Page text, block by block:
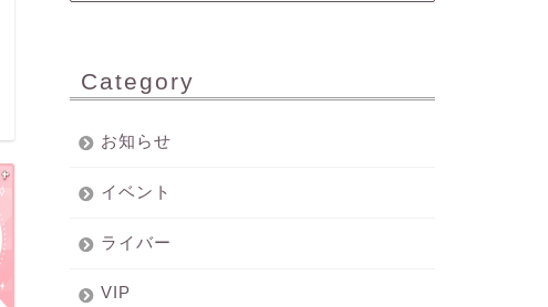
Category
お知らせ
イベント
ライバー
VIP